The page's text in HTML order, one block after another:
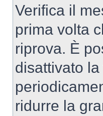
Verifica il
prima volta
riprova. È
disattivato
ridurre la